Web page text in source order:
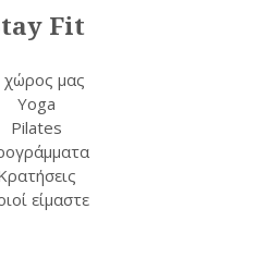
Fit
μας
Yoga
Pilates
είμαστε